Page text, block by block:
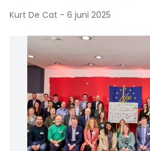
Kurt De Cat - 6 juni 2025